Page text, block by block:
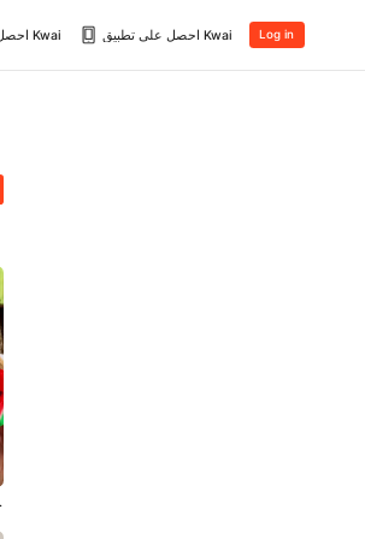
احصل على تطبيق Kwai احصل على تطبيق Kwai Log in